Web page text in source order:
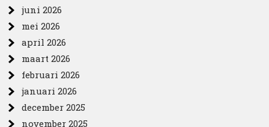
juni 2026
mei 2026
april 2026
maart 2026
februari 2026
januari 2026
december 2025
november 2025